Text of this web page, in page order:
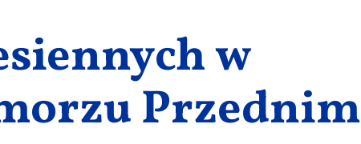
w
Przednim